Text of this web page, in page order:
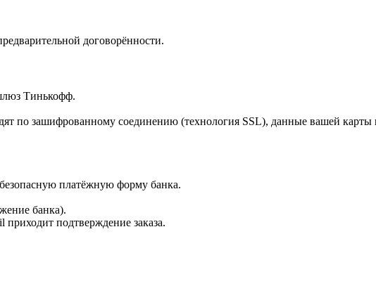
договорённости.
Тинькофф.
по зашифрованному соединению (технология SSL), данные вашей карты
платёжную форму банка.
банка).
подтверждение заказа.